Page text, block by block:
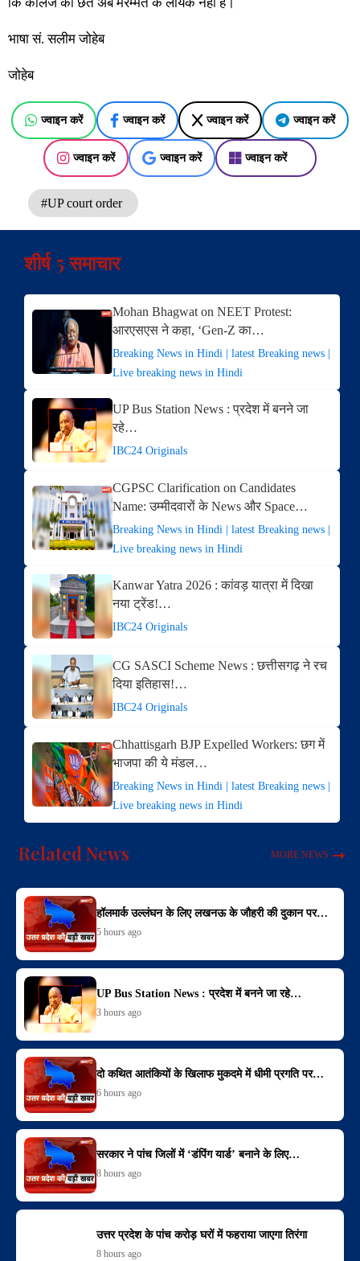
भाषा सं. सलीम जोहेब
जोहेब
ज्वाइन करें ज्वाइन करें ज्वाइन करें ज्वाइन करें
ज्वाइन करें ज्वाइन करें ज्वाइन करें
#UP court order
शीर्ष 5 समाचार
Mohan Bhagwat on NEET Protest:
आरएसएस ने कहा, ‘Gen-Z का…
Breaking News in Hindi | latest Breaking news |
Live breaking news in Hindi
UP Bus Station News : प्रदेश में बनने जा
रहे…
IBC24 Originals
CGPSC Clarification on Candidates
Name: उम्मीदवारों के News और Space…
Breaking News in Hindi | latest Breaking news |
Live breaking news in Hindi
Kanwar Yatra 2026 : कांवड़ यात्रा में दिखा
नया ट्रेंड!…
IBC24 Originals
CG SASCI Scheme News : छत्तीसगढ़ ने रच
दिया इतिहास!…
IBC24 Originals
Chhattisgarh BJP Expelled Workers: छग में
भाजपा की ये मंडल…
Breaking News in Hindi | latest Breaking news |
Live breaking news in Hindi
Related News MORE NEWS
हॉलमार्क उल्लंघन के लिए लखनऊ के जौहरी की दुकान पर…
5 hours ago
UP Bus Station News : प्रदेश में बनने जा रहे…
3 hours ago
दो कथित आतंकियों के खिलाफ मुकदमे में धीमी प्रगति पर…
6 hours ago
सरकार ने पांच जिलों में ‘डंपिंग यार्ड’ बनाने के लिए…
8 hours ago
उत्तर प्रदेश के पांच करोड़ घरों में फहराया जाएगा तिरंगा
8 hours ago